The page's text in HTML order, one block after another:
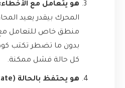
هو يتعامل مع الأخطاء:
المحرك بيقدر يعيد
منطق خاص للتعامل مع
بدون ما تضطر تكتب
كل حالة فشل ممكنة.
هو يحتفظ بالحالة (State):